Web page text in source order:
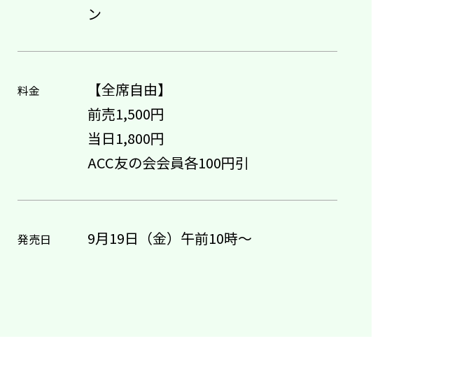
ン
料金
【全席自由】
前売1,500円
当日1,800円
ACC友の会会員各100円引
発売日 9月19日（金）午前10時～